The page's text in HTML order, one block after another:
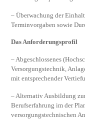
– Überwachung der
Terminvorgaben sowie
Das Anforderungsprofil
– Abgeschlossenes
Versorgungstechnik,
mit entsprechender
– Alternativ Ausbildung
Berufserfahrung im der
versorgungstechnischen